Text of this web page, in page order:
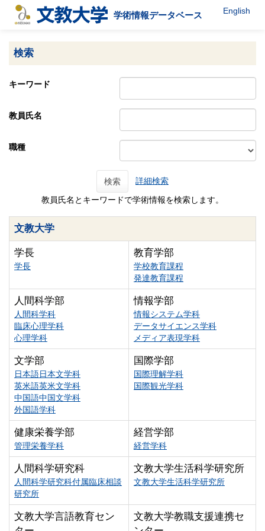
学術情報データベース English
検索
キーワード
教員氏名
職種
検索 詳細検索
教員氏名とキーワードで学術情報を検索します。
文教大学
学長
学長
教育学部
学校教育課程
発達教育課程
人間科学部
人間科学科
臨床心理学科
心理学科
情報学部
情報システム学科
データサイエンス学科
メディア表現学科
文学部
日本語日本文学科
英米語英米文学科
中国語中国文学科
外国語学科
国際学部
国際理解学科
国際観光学科
健康栄養学部
管理栄養学科
経営学部
経営学科
人間科学研究科
人間科学研究科付属臨床相談
研究所
文教大学生活科学研究所
文教大学生活科学研究所
文教大学言語教育セン
文教大学教職支援連携セ